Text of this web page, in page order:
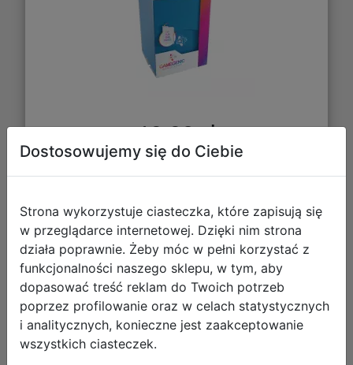
Dostosowujemy się do Ciebie
Strona wykorzystuje ciasteczka, które zapisują się
w przeglądarce internetowej. Dzięki nim strona
działa poprawnie. Żeby móc w pełni korzystać z
funkcjonalności naszego sklepu, w tym, aby
dopasować treść reklam do Twoich potrzeb
poprzez profilowanie oraz w celach statystycznych
i analitycznych, konieczne jest zaakceptowanie
wszystkich ciasteczek.